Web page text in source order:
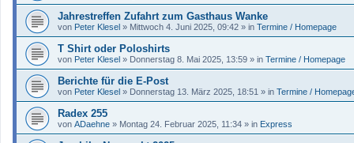
Jahrestreffen Zufahrt zum Gasthaus Wanke
von Peter Klesel » Mittwoch 4. Juni 2025, 09:42 » in Termine / Homepage
T Shirt oder Poloshirts
von Peter Klesel » Donnerstag 8. Mai 2025, 13:59 » in Termine / Homepage
Berichte für die E-Post
von Peter Klesel » Donnerstag 13. März 2025, 18:51 » in Termine /
Radex 255
von ADaehne » Montag 24. Februar 2025, 11:34 » in Express